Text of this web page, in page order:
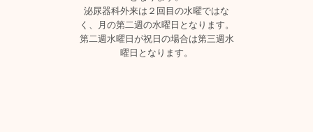
泌尿器科外来は２回目の水曜ではな
く、月の第二週の水曜日となります。
第二週水曜日が祝日の場合は第三週水
曜日となります。